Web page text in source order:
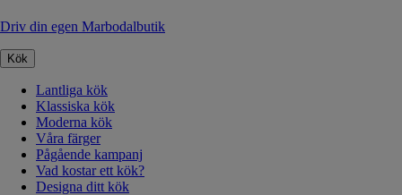
Driv din egen Marbodalbutik
Kök
Lantliga kök
Klassiska kök
Moderna kök
Våra färger
Pågående kampanj
Vad kostar ett kök?
Designa ditt kök